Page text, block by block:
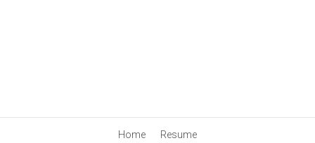
Home Resume